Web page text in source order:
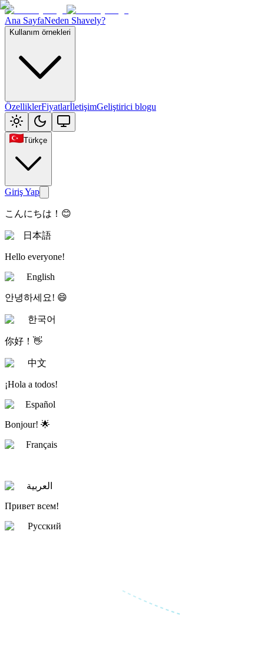
Ana SayfaNeden Shavely?
Kullanım örnekleri
ÖzelliklerFiyatlarİletişimGeliştirici blogu
Türkçe
Giriş Yap
こんにちは！😊
日本語
Hello everyone!
English
안녕하세요! 😄
한국어
你好！👋
中文
¡Hola a todos!
Español
Bonjour! 🌟
Français
العربية
Привет всем!
Русский